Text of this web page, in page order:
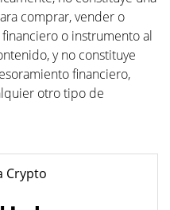
comprar, vender o
o instrumento al
y no constituye
financiero,
otro tipo de
Crypto